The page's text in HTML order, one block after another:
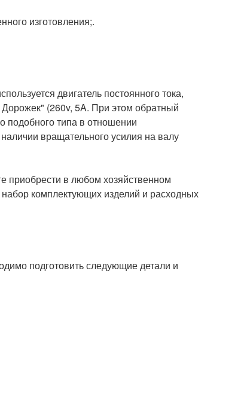
изготовления;.
двигатель постоянного тока,
(260v, 5A. При этом обратный
подобного типа в отношении
вращательного усилия на валу
приобрести в любом хозяйственном
комплектующих изделий и расходных
подготовить следующие детали и